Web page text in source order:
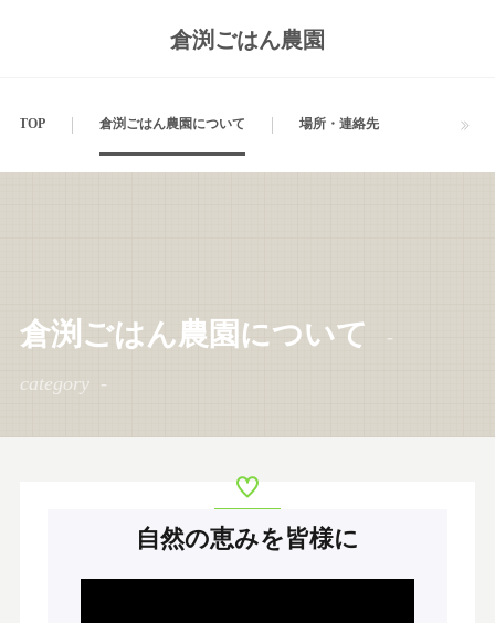
倉渕ごはん農園
TOP 倉渕ごはん農園について 場所・連絡先
倉渕ごはん農園について
category
自然の恵みを皆様に